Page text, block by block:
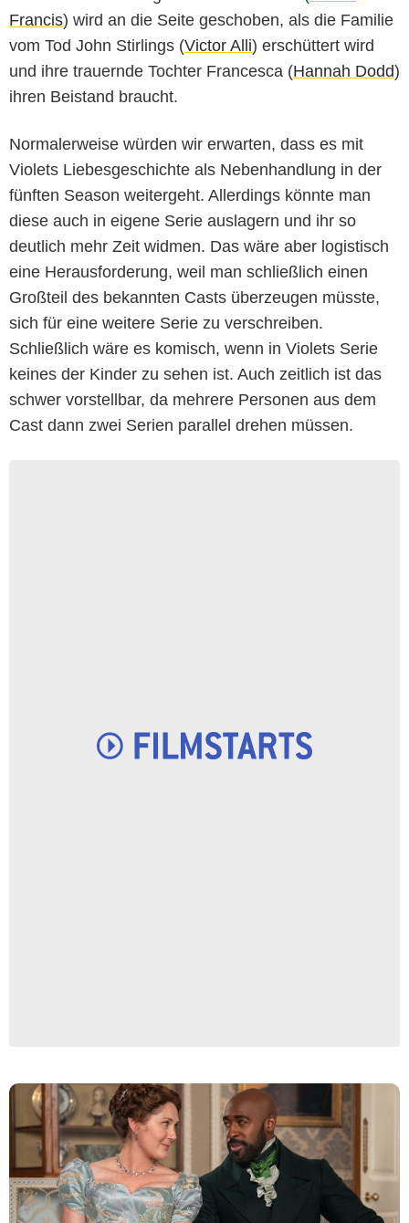
Francis) wird an die Seite geschoben, als die Familie
vom Tod John Stirlings (Victor Alli) erschüttert wird
und ihre trauernde Tochter Francesca (Hannah Dodd)
ihren Beistand braucht.
Normalerweise würden wir erwarten, dass es mit
Violets Liebesgeschichte als Nebenhandlung in der
fünften Season weitergeht. Allerdings könnte man
diese auch in eigene Serie auslagern und ihr so
deutlich mehr Zeit widmen. Das wäre aber logistisch
eine Herausforderung, weil man schließlich einen
Großteil des bekannten Casts überzeugen müsste,
sich für eine weitere Serie zu verschreiben.
Schließlich wäre es komisch, wenn in Violets Serie
keines der Kinder zu sehen ist. Auch zeitlich ist das
schwer vorstellbar, da mehrere Personen aus dem
Cast dann zwei Serien parallel drehen müssen.